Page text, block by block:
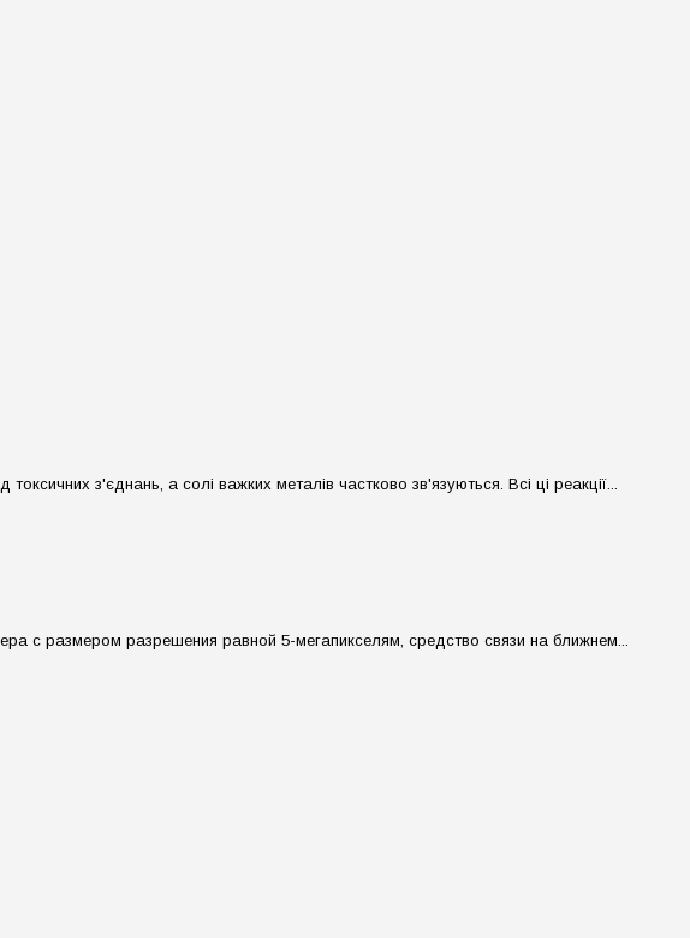
з'єднань, а солі важких металів частково зв'язуються. Всі ці реакції...
с размером разрешения равной 5-мегапикселям, средство связи на ближнем...